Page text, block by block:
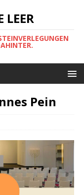
LEER
Pein